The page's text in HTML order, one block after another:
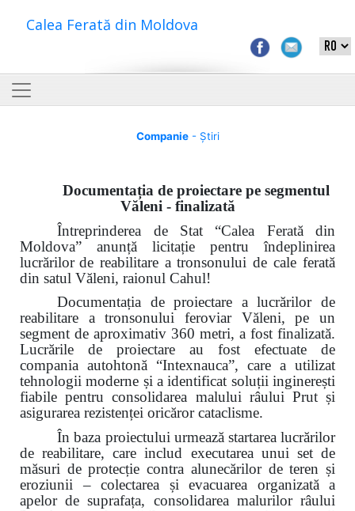
Calea Ferată din Moldova
Companie- Știri
Documentația de proiectare pe segmentul
Văleni - finalizată
Întreprinderea de Stat “Calea Ferată din
Moldova” anunță licitație pentru îndeplinirea
lucrărilor de reabilitare a tronsonului de cale ferată
din satul Văleni, raionul Cahul!
Documentația de proiectare a lucrărilor de
reabilitare a tronsonului feroviar Văleni, pe un
segment de aproximativ 360 metri, a fost finalizată.
Lucrările de proiectare au fost efectuate de
compania autohtonă “Intexnauca”, care a utilizat
tehnologii moderne și a identificat soluții inginerești
fiabile pentru consolidarea malului râului Prut și
asigurarea rezistenței oricăror cataclisme.
În baza proiectului urmează startarea lucrărilor
de reabilitare, care includ executarea unui set de
măsuri de protecție contra alunecărilor de teren și
eroziunii – colectarea și evacuarea organizată a
apelor de suprafața, consolidarea malurilor râului